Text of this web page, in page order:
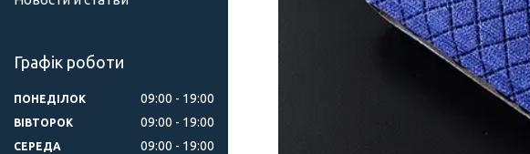
Графік роботи
ПОНЕДІЛОК 09:00 19:00
ВІВТОРОК 09:00 19:00
СЕРЕДА 09:00 19:00